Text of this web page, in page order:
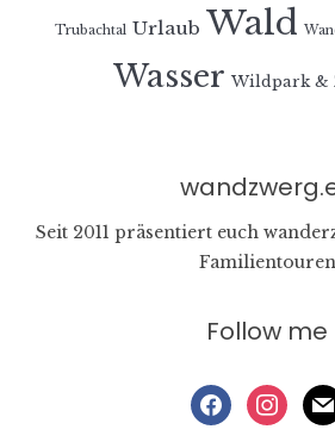
Trubachtal Urlaub Wald
Wasser Wildpark &
Seit 2011 präsentiert euch
Familientouren
Follow me
facebook